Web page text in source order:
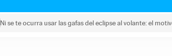
Ni se te ocurra usar las gafas del eclipse al volante: el